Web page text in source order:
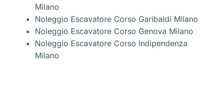
Milano
Noleggio Escavatore Corso Garibaldi Milano
Noleggio Escavatore Corso Genova Milano
Noleggio Escavatore Corso Indipendenza
Milano